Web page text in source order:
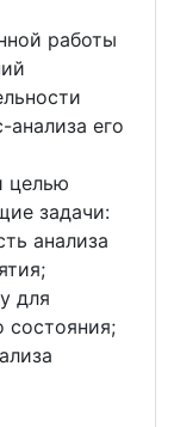
работы
анализа его
целью
задачи:
анализа
для
состояния;